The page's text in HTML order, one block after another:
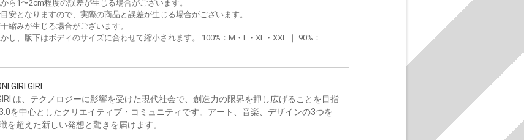
ら1〜2cm程度の誤差が生じる場合がございます。
安となりますので、実際の商品と誤差が生じる場合がございます。
縮みが生じる場合がございます。
し、版下はボディのサイズに合わせて縮小されます。 100%：M・L・XL・XXL ｜ 90%：
GIRI GIRI
は、テクノロジーに影響を受けた現代社会で、創造力の限界を押し広げることを目指
を中心としたクリエイティブ・コミュニティです。アート、音楽、デザインの3つを
を超えた新しい発想と驚きを届けます。